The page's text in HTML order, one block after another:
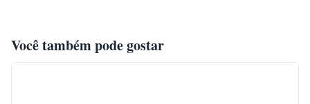
Você também pode gostar